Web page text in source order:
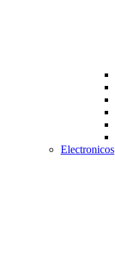
Electronicos